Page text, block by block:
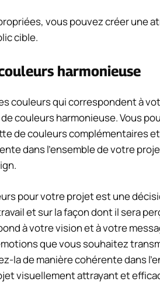
vous pouvez créer une
cible.
harmonieuse
couleurs qui correspondent à
couleurs harmonieuse. Vous
de couleurs complémentaires
dans l’ensemble de votre
pour votre projet est une
et sur la façon dont il sera
à votre vision et à votre
que vous souhaitez
la de manière cohérente dans
visuellement attrayant et